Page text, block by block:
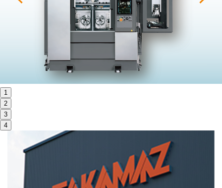
サステナビリティ
お問い合わせ
高松流技
1
2
3
4